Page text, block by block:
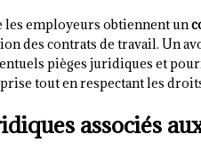
les employeurs obtiennent un
des contrats de travail. Un
pièges juridiques et
tout en respectant les
associés